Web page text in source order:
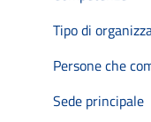
Tipo di
Persone che
Sede principale